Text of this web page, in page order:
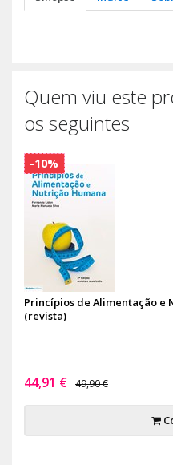
Quem viu este
os seguintes
Princípios de Alimentação e
(revista)
44,91 € 49,90 €
-10%